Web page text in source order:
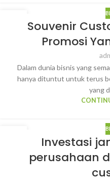
Souvenir
Promosi
Dalam dunia bisnis yang
hanya dituntut untuk terus
yang
Investasi
perusahaan